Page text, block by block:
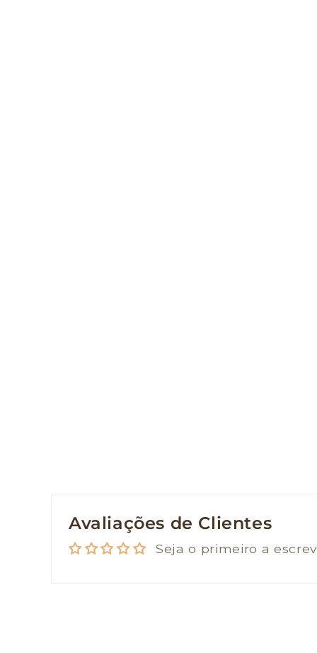
Avaliações de Clientes
Seja o primeiro a